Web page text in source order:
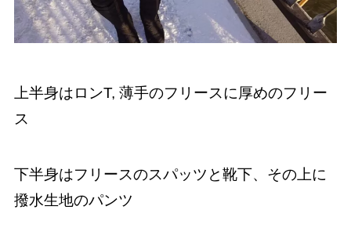
上半身はロンT, 薄手のフリースに厚めのフリー
ス
下半身はフリースのスパッツと靴下、その上に
撥水生地のパンツ